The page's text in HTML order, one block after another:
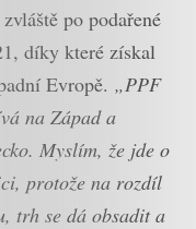
po podařené
díky které získal
Evropě. „PPF
na Západ a
Myslím, že jde o
protože na rozdíl
trh se dá obsadit a